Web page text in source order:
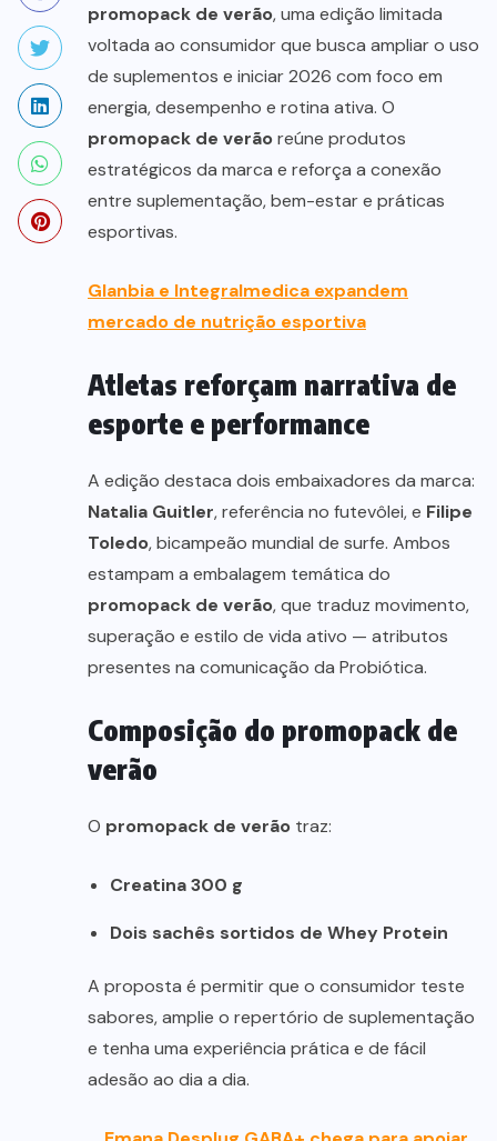
promopack de verão, uma edição limitada
voltada ao consumidor que busca ampliar o uso
de suplementos e iniciar 2026 com foco em
energia, desempenho e rotina ativa. O
promopack de verãoreúne produtos
estratégicos da marca e reforça a conexão
entre suplementação, bem-estar e práticas
esportivas.
Glanbia e Integralmedica expandem
mercado de nutrição esportiva
Atletas reforçam narrativa de
esporte e performance
A edição destaca dois embaixadores da marca:
Natalia Guitler, referência no futevôlei, e Filipe
Toledo, bicampeão mundial de surfe. Ambos
estampam a embalagem temática do
promopack de verão, que traduz movimento,
superação e estilo de vida ativo — atributos
presentes na comunicação da Probiótica.
Composição do promopack de
verão
O promopack de verão traz:
Creatina 300 g
Dois sachês sortidos de Whey Protein
A proposta é permitir que o consumidor teste
sabores, amplie o repertório de suplementação
e tenha uma experiência prática e de fácil
adesão ao dia a dia.